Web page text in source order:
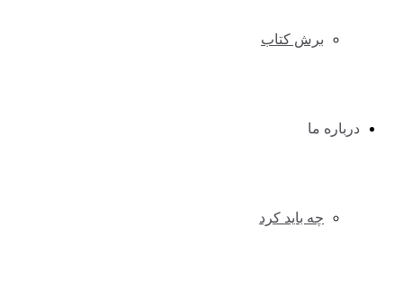
برش کتاب
درباره ما
چه باید کرد